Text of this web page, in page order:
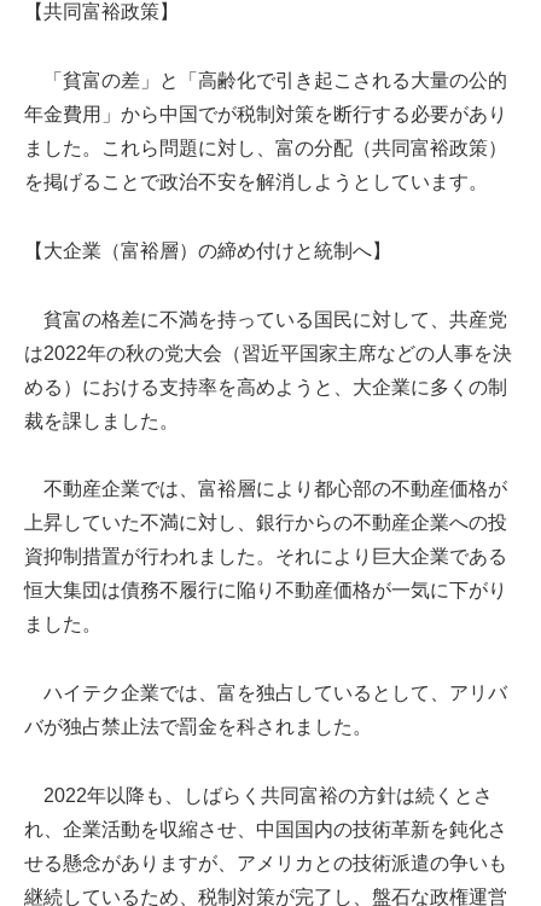
【共同富裕政策】
「貧富の差」と「高齢化で引き起こされる大量の公的
年金費用」から中国でが税制対策を断行する必要があり
ました。これら問題に対し、富の分配（共同富裕政策）
を掲げることで政治不安を解消しようとしています。
【大企業（富裕層）の締め付けと統制へ】
貧富の格差に不満を持っている国民に対して、共産党
は2022年の秋の党大会（習近平国家主席などの人事を決
める）における支持率を高めようと、大企業に多くの制
裁を課しました。
不動産企業では、富裕層により都心部の不動産価格が
上昇していた不満に対し、銀行からの不動産企業への投
資抑制措置が行われました。それにより巨大企業である
恒大集団は債務不履行に陥り不動産価格が一気に下がり
ました。
ハイテク企業では、富を独占しているとして、アリバ
バが独占禁止法で罰金を科されました。
2022年以降も、しばらく共同富裕の方針は続くとさ
れ、企業活動を収縮させ、中国国内の技術革新を鈍化さ
せる懸念がありますが、アメリカとの技術派遣の争いも
継続しているため、税制対策が完了し、盤石な政権運営